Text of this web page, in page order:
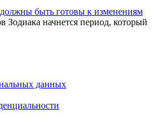
быть готовы к изменениям
Зодиака начнется период, который
данных